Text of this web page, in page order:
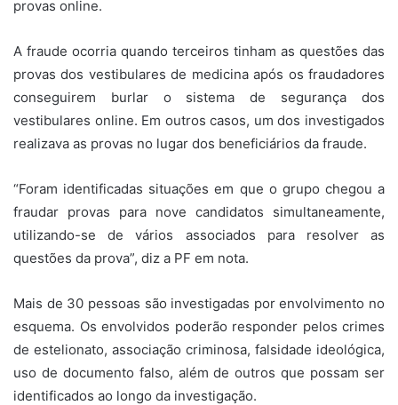
provas online.
A fraude ocorria quando terceiros tinham as questões das
provas dos vestibulares de medicina após os fraudadores
conseguirem burlar o sistema de segurança dos
vestibulares online. Em outros casos, um dos investigados
realizava as provas no lugar dos beneficiários da fraude.
“Foram identificadas situações em que o grupo chegou a
fraudar provas para nove candidatos simultaneamente,
utilizando-se de vários associados para resolver as
questões da prova”, diz a PF em nota.
Mais de 30 pessoas são investigadas por envolvimento no
esquema. Os envolvidos poderão responder pelos crimes
de estelionato, associação criminosa, falsidade ideológica,
uso de documento falso, além de outros que possam ser
identificados ao longo da investigação.